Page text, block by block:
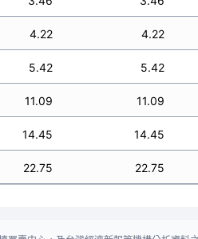
4.22 4.22
5.42 5.42
11.09 11.09
14.45 14.45
22.75 22.75